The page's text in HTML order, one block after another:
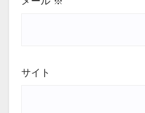
サイト